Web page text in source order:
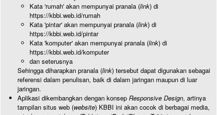
Kata 'rumah' akan mempunyai pranala (link) di
https://kbbi.web.id/rumah
Kata 'pintar' akan mempunyai pranala (link) di
https://kbbi.web.id/pintar
Kata 'komputer' akan mempunyai pranala (link) di
https://kbbi.web.id/komputer
dan seterusnya
Sehingga diharapkan pranala (link) tersebut dapat digunakan sebagai
referensi dalam penulisan, baik di dalam jaringan maupun di luar
jaringan.
Aplikasi dikembangkan dengan konsep Responsive Design, artinya
tampilan situs web (website) KBBI ini akan cocok di berbagai media,